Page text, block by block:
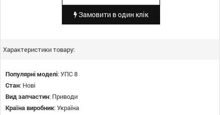
Замовити в один клік
Характеристики товару:
Популярні моделі:УПС 8
Стан: Нові
Вид запчастин: Приводи
Країна виробник:Україна